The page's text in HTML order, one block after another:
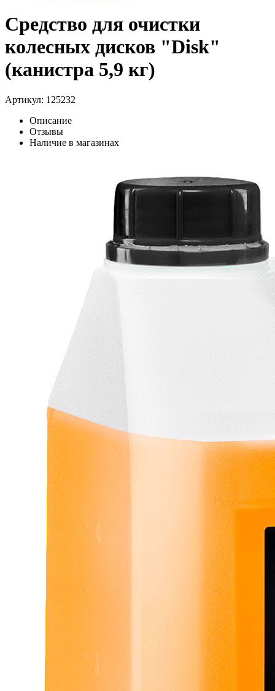
Средство для очистки
колесных дисков "Disk"
(канистра 5,9 кг)
Артикул: 125232
Описание
Отзывы
Наличие в магазинах